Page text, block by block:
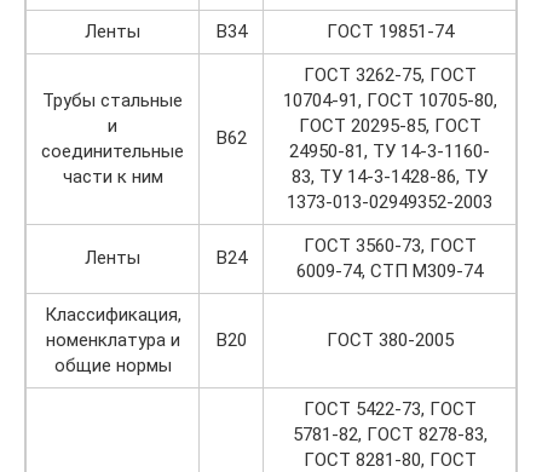
Ленты
В34 ГОСТ 19851-74
Трубы стальные
и
соединительные
части к ним
В62
ГОСТ 3262-75, ГОСТ
10704-91, ГОСТ 10705-80,
ГОСТ 20295-85, ГОСТ
24950-81, TУ 14-3-1160-
83, TУ 14-3-1428-86, TУ
1373-013-02949352-2003
Ленты В24
ГОСТ 3560-73, ГОСТ
6009-74, СТП М309-74
Классификация,
номенклатура и
общие нормы
В20 ГОСТ 380-2005
ГОСТ 5422-73, ГОСТ
5781-82, ГОСТ 8278-83,
ГОСТ 8281-80, ГОСТ